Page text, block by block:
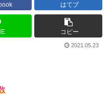
はてブ
コピー
2021.05.23